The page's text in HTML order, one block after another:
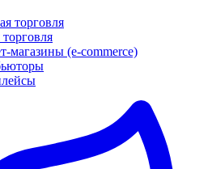
торговля
магазины (e-commerce)